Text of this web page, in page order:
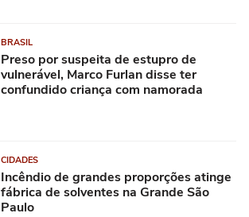
BRASIL
Preso por suspeita de estupro de
vulnerável, Marco Furlan disse ter
confundido criança com namorada
CIDADES
Incêndio de grandes proporções atinge
fábrica de solventes na Grande São
Paulo